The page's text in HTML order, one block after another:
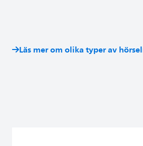
Läs mer om olika typer av